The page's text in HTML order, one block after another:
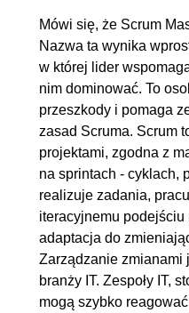
3.1. Definicja zespołu
3.2. Kim są Developerzy?
3.3. Rola Product Ownera
3.4. Kim jest Scrum
4. Wydarzenia w
4.1. Wydarzenia w Scrumie
wprowadzenie
4.2. Sprint
4.3. Sprint Planning
4.4. Daily Scrum
Mówi się, że Scrum
Nazwa ta wynika
w której lider
nim dominować. To
przeszkody i pomaga
zasad Scruma. Scrum
projektami, zgodna z
na sprintach - cyklach,
realizuje zadania,
iteracyjnemu
adaptacja do
Zarządzanie zmianami
branży IT. Zespoły IT,
mogą szybko